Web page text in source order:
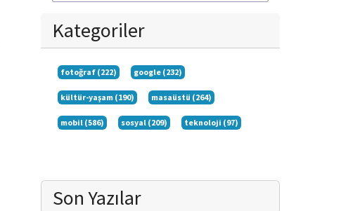
Kategoriler
fotoğraf (222) google (232)
kültür-yaşam (190) masaüstü (264)
mobil (586) sosyal (209) teknoloji (97)
Son Yazılar